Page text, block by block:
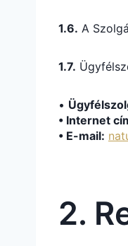
1.6. A
1.7.
•
• Internet
• E-mail:
2.